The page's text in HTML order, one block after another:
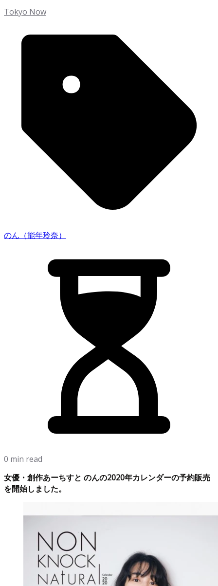
Tokyo Now
のん（能年玲奈）
0 min read
女優・創作あーちすと のんの2020年カレンダーの予約販売
を開始しました。